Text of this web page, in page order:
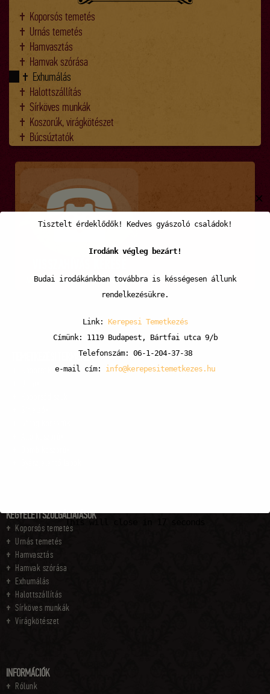
Koporsós temetés
Urnás temetés
Hamvasztás
Hamvak szórása
Exhumálás
Halottszállítás
Sírköves munkák
Koszorúk, virágkötészet
Búcsúztatók
Adja meg telefonszámát, visszahívjuk!
TEMETKEZÉSI TERMÉKEK
KEGYELETI SZOLGÁLTATÁSOK
Koporsós temetés
Urnás temetés
Hamvasztás
Hamvak szórása
Exhumálás
Halottszállítás
Sírköves munkák
Virágkötészet
INFORMÁCIÓK
Rólunk
✕
Tisztelt érdeklődők! Kedves gyászoló családok!
Irodánk végleg bezárt!
Budai irodákánkban továbbra is késségesen állunk
rendelkezésükre.
Link: Kerepesi Temetkezés
Címünk: 1119 Budapest, Bártfai utca 9/b
Telefonszám: 06-1-204-37-38
e-mail cím: info@kerepesitemetkezes.hu
This will close in